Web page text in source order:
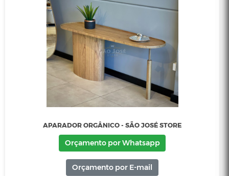
Orçamento por Whatsapp
Orçamento por E-mail